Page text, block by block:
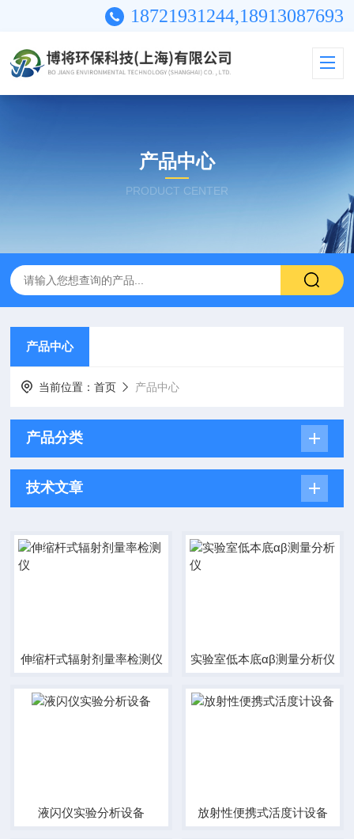
18721931244,18913087693
产品中心
PRODUCT CENTER
产品中心
当前位置：首页 产品中心
产品分类
技术文章
伸缩杆式辐射剂量率检测仪 实验室低本底αβ测量分析仪
液闪仪实验分析设备 放射性便携式活度计设备